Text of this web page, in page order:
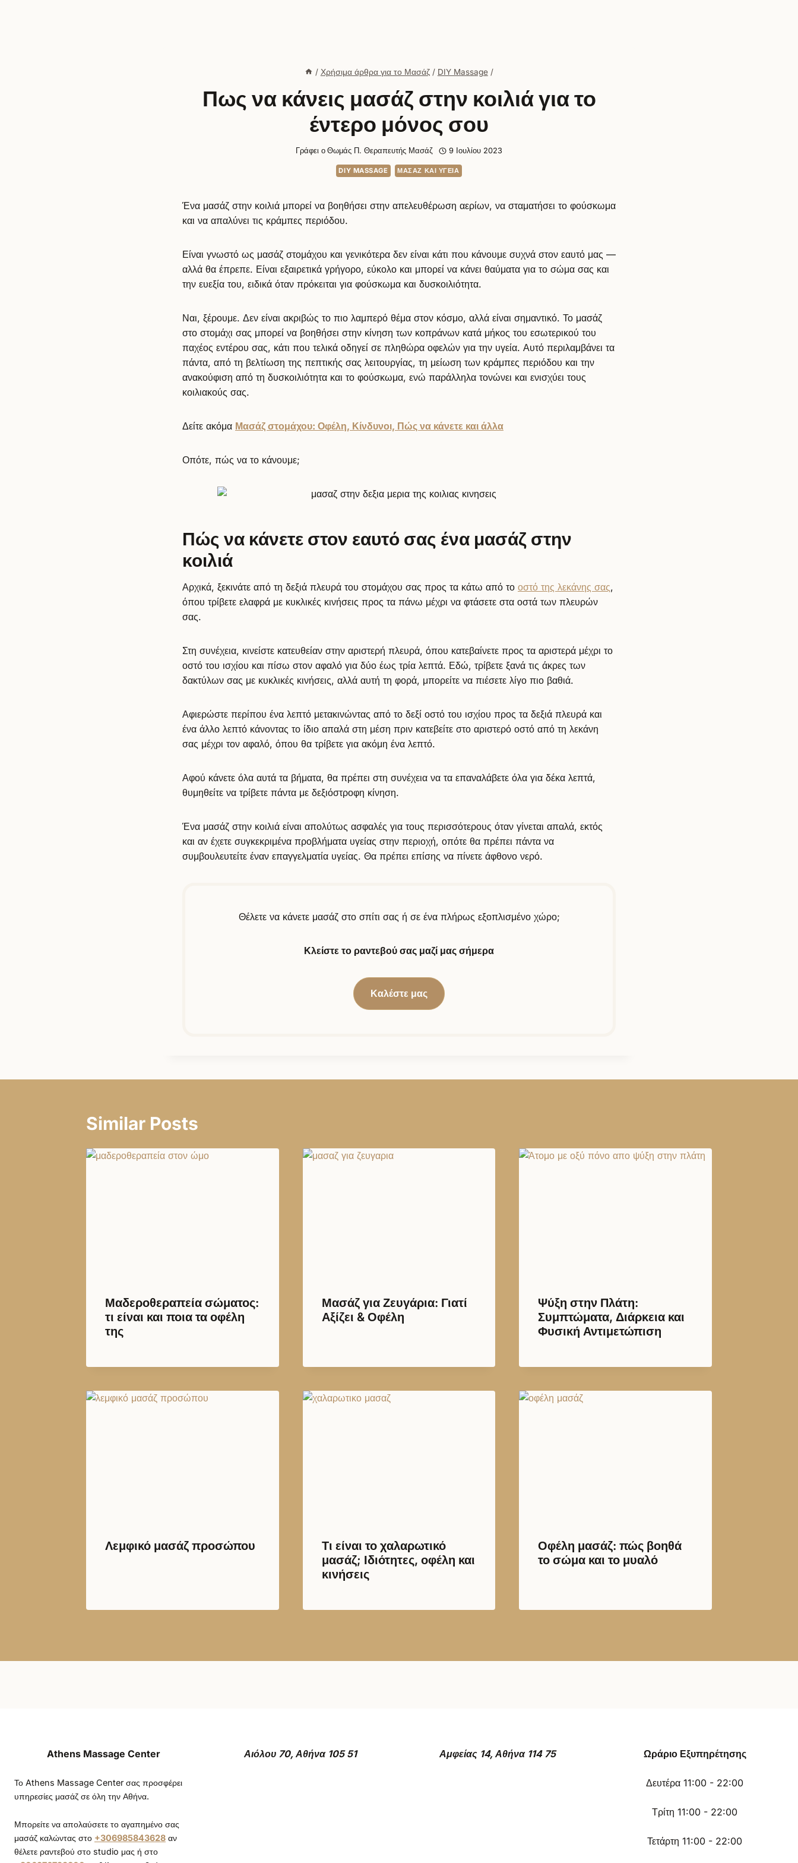
/ Χρήσιμα άρθρα για το Μασάζ / DIY Massage /
Πως να κάνεις μασάζ στην κοιλιά για το
έντερο μόνος σου
Γράφει ο Θωμάς Π. Θεραπευτής Μασάζ 9 Ιουλίου 2023
DIY MASSAGE ΜΑΣΆΖ ΚΑΙ ΥΓΕΊΑ
Ένα μασάζ στην κοιλιά μπορεί να βοηθήσει στην απελευθέρωση αερίων, να σταματήσει το φούσκωμα
και να απαλύνει τις κράμπες περιόδου.
Είναι γνωστό ως μασάζ στομάχου και γενικότερα δεν είναι κάτι που κάνουμε συχνά στον εαυτό μας —
αλλά θα έπρεπε. Είναι εξαιρετικά γρήγορο, εύκολο και μπορεί να κάνει θαύματα για το σώμα σας και
την ευεξία του, ειδικά όταν πρόκειται για φούσκωμα και δυσκοιλιότητα.
Ναι, ξέρουμε. Δεν είναι ακριβώς το πιο λαμπερό θέμα στον κόσμο, αλλά είναι σημαντικό. Το μασάζ
στο στομάχι σας μπορεί να βοηθήσει στην κίνηση των κοπράνων κατά μήκος του εσωτερικού του
παχέος εντέρου σας, κάτι που τελικά οδηγεί σε πληθώρα οφελών για την υγεία. Αυτό περιλαμβάνει τα
πάντα, από τη βελτίωση της πεπτικής σας λειτουργίας, τη μείωση των κράμπες περιόδου και την
ανακούφιση από τη δυσκοιλιότητα και το φούσκωμα, ενώ παράλληλα τονώνει και ενισχύει τους
κοιλιακούς σας.
Δείτε ακόμα Μασάζ στομάχου: Οφέλη, Κίνδυνοι, Πώς να κάνετε και άλλα
Οπότε, πώς να το κάνουμε;
Πώς να κάνετε στον εαυτό σας ένα μασάζ στην
κοιλιά
Αρχικά, ξεκινάτε από τη δεξιά πλευρά του στομάχου σας προς τα κάτω από το οστό της λεκάνης σας,
όπου τρίβετε ελαφρά με κυκλικές κινήσεις προς τα πάνω μέχρι να φτάσετε στα οστά των πλευρών
σας.
Στη συνέχεια, κινείστε κατευθείαν στην αριστερή πλευρά, όπου κατεβαίνετε προς τα αριστερά μέχρι το
οστό του ισχίου και πίσω στον αφαλό για δύο έως τρία λεπτά. Εδώ, τρίβετε ξανά τις άκρες των
δακτύλων σας με κυκλικές κινήσεις, αλλά αυτή τη φορά, μπορείτε να πιέσετε λίγο πιο βαθιά.
Αφιερώστε περίπου ένα λεπτό μετακινώντας από το δεξί οστό του ισχίου προς τα δεξιά πλευρά και
ένα άλλο λεπτό κάνοντας το ίδιο απαλά στη μέση πριν κατεβείτε στο αριστερό οστό από τη λεκάνη
σας μέχρι τον αφαλό, όπου θα τρίβετε για ακόμη ένα λεπτό.
Αφού κάνετε όλα αυτά τα βήματα, θα πρέπει στη συνέχεια να τα επαναλάβετε όλα για δέκα λεπτά,
θυμηθείτε να τρίβετε πάντα με δεξιόστροφη κίνηση.
Ένα μασάζ στην κοιλιά είναι απολύτως ασφαλές για τους περισσότερους όταν γίνεται απαλά, εκτός
και αν έχετε συγκεκριμένα προβλήματα υγείας στην περιοχή, οπότε θα πρέπει πάντα να
συμβουλευτείτε έναν επαγγελματία υγείας. Θα πρέπει επίσης να πίνετε άφθονο νερό.
Θέλετε να κάνετε μασάζ στο σπίτι σας ή σε ένα πλήρως εξοπλισμένο χώρο;
Κλείστε το ραντεβού σας μαζί μας σήμερα
Καλέστε μας
Similar Posts
Μαδεροθεραπεία σώματος:
τι είναι και ποια τα οφέλη
της
Μασάζ για Ζευγάρια: Γιατί
Αξίζει & Οφέλη
Ψύξη στην Πλάτη:
Συμπτώματα, Διάρκεια και
Φυσική Αντιμετώπιση
Λεμφικό μασάζ προσώπου
Τι είναι το χαλαρωτικό
μασάζ; Ιδιότητες, οφέλη και
κινήσεις
Οφέλη μασάζ: πώς βοηθά
το σώμα και το μυαλό
Athens Massage Center
Το Athens Massage Center σας προσφέρει
υπηρεσίες μασάζ σε όλη την Αθήνα.
Μπορείτε να απολαύσετε το αγαπημένο σας
μασάζ καλώντας στο +306985843628 αν
θέλετε ραντεβού στο studio μας ή στο
Αιόλου 70, Αθήνα 105 51 Αμφείας 14, Αθήνα 114 75 Ωράριο Εξυπηρέτησης
Δευτέρα 11:00 - 22:00
Τρίτη 11:00 - 22:00
Τετάρτη 11:00 - 22:00